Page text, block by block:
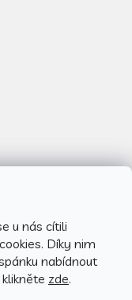
u nás cítili
Díky nim
nabídnout
zde.